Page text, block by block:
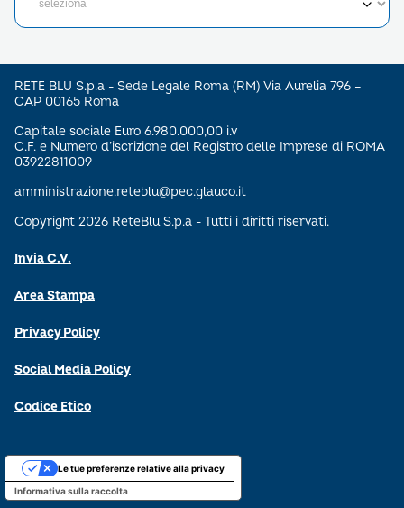
RETE BLU S.p.a - Sede Legale Roma (RM) Via Aurelia 796 –
CAP 00165 Roma
Capitale sociale Euro 6.980.000,00 i.v
C.F. e Numero d’iscrizione del Registro delle Imprese di ROMA
03922811009
amministrazione.reteblu@pec.glauco.it
Copyright 2026 ReteBlu S.p.a - Tutti i diritti riservati.
Invia C.V.
Area Stampa
Privacy Policy
Social Media Policy
Codice Etico
Informativa sulla raccolta
Le tue preferenze relative alla privacy